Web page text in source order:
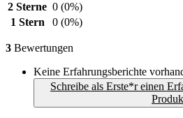
2 Sterne 0 (0%)
1 Stern
0 (0%)
3 Bewertungen
Keine Erfahrungsberichte
Schreibe als Erste*r einen